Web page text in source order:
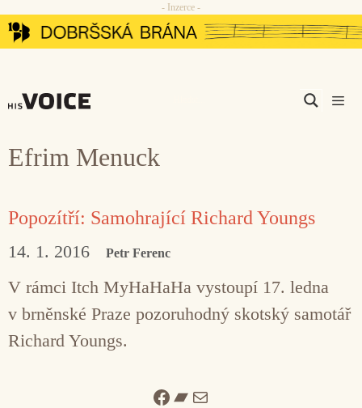
Přeskočit
na
- Inzerce -
Efrim Menuck
Popozítří: Samohrající Richard Youngs
14. 1. 2016 Petr Ferenc
V rámci Itch MyHaHaHa vystoupí 17. ledna
v brněnské Praze pozoruhodný skotský samotář
Richard Youngs.
Facebook
Bandcamp
Mail